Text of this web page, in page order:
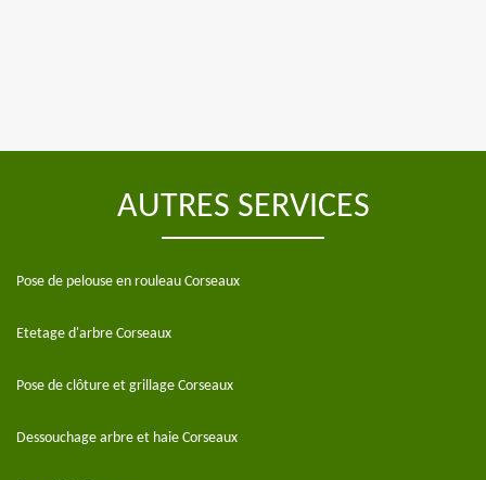
AUTRES SERVICES
Pose de pelouse en rouleau Corseaux
Etetage d'arbre Corseaux
Pose de clôture et grillage Corseaux
Dessouchage arbre et haie Corseaux